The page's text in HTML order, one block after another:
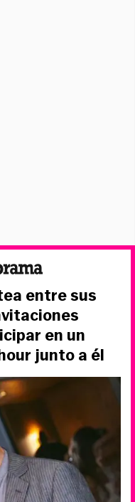
entre sus
en un
junto a él